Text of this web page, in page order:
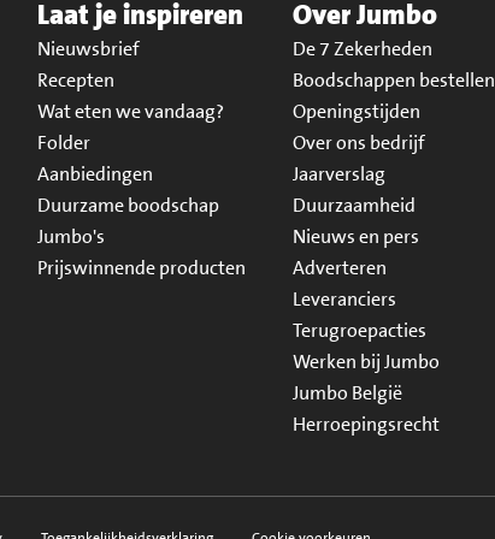
Laat je inspireren
Nieuwsbrief
Recepten
Wat eten we vandaag?
Folder
Aanbiedingen
Duurzame boodschap
Jumbo's
Prijswinnende producten
Over Jumbo
De 7 Zekerheden
Boodschappen bestellen
Openingstijden
Over ons bedrijf
Jaarverslag
Duurzaamheid
Nieuws en pers
Adverteren
Leveranciers
Terugroepacties
Werken bij Jumbo
Jumbo België
Herroepingsrecht